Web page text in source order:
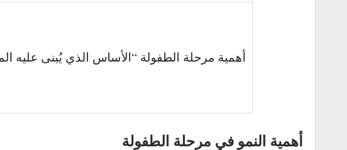
أهمية مرحلة الطفولة “الأساس الذي يُبنى عليه
أهمية النمو في مرحلة الطفولة